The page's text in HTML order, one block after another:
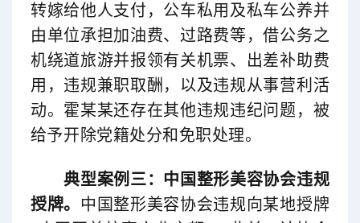
转嫁给他人支付，公车私用及私车公养并
由单位承担加油费、过路费等，借公务之
机绕道旅游并报领有关机票、出差补助费
用，违规兼职取酬，以及违规从事营利活
动。霍某某还存在其他违规违纪问题，被
给予开除党籍处分和免职处理。
典型案例三：中国整形美容协会违规
授牌。 中国整形美容协会违规向某地授牌